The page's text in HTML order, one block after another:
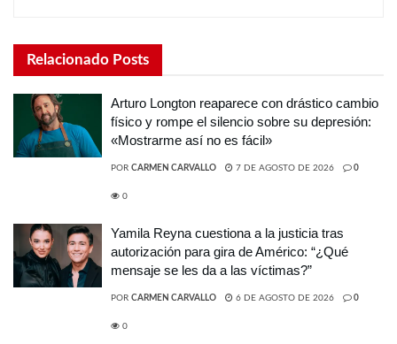
Relacionado Posts
Arturo Longton reaparece con drástico cambio
físico y rompe el silencio sobre su depresión:
«Mostrarme así no es fácil»
POR CARMEN CARVALLO 7 DE AGOSTO DE 2026 0
0
Yamila Reyna cuestiona a la justicia tras
autorización para gira de Américo: “¿Qué
mensaje se les da a las víctimas?”
POR CARMEN CARVALLO 6 DE AGOSTO DE 2026 0
0